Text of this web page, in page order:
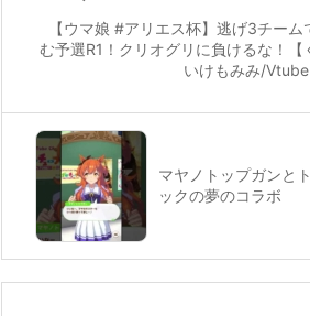
【ウマ娘 #アリエス杯】逃げ3チーム
む予選R1！クリオグリに負けるな！【
いけもみみ/Vtuber
マヤノトップガンと
ックの夢のコラボ